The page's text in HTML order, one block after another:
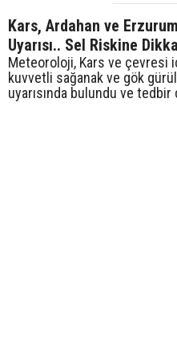
Kars, Ardahan ve
Uyarısı.. Sel Riskine
Meteoroloji, Kars ve çevresi
kuvvetli sağanak ve gök
uyarısında bulundu ve tedbir